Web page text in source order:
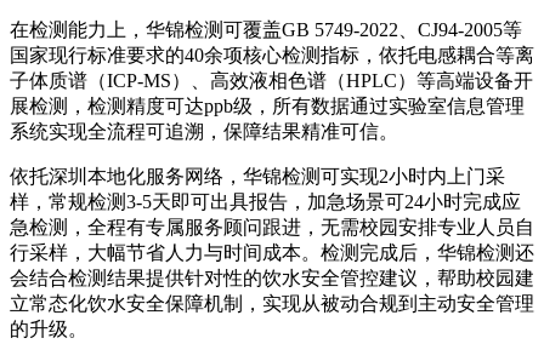
在检测能力上，华锦检测可覆盖GB 5749-2022、CJ94-2005等
国家现行标准要求的40余项核心检测指标，依托电感耦合等离
子体质谱（ICP-MS）、高效液相色谱（HPLC）等高端设备开
展检测，检测精度可达ppb级，所有数据通过实验室信息管理
系统实现全流程可追溯，保障结果精准可信。
依托深圳本地化服务网络，华锦检测可实现2小时内上门采
样，常规检测3-5天即可出具报告，加急场景可24小时完成应
急检测，全程有专属服务顾问跟进，无需校园安排专业人员自
行采样，大幅节省人力与时间成本。检测完成后，华锦检测还
会结合检测结果提供针对性的饮水安全管控建议，帮助校园建
立常态化饮水安全保障机制，实现从被动合规到主动安全管理
的升级。